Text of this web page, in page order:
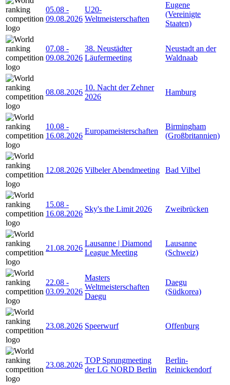
05.08 -
09.08.2026
U20-
Weltmeisterschaften
Eugene
(Vereinigte
Staaten)
07.08 -
09.08.2026
38. Neustädter
Läufermeeting
Neustadt an der
Waldnaab
08.08.2026
10. Nacht der Zehner
2026
Hamburg
10.08 -
16.08.2026
Europameisterschaften
Birmingham
(Großbritannien)
12.08.2026 Vilbeler Abendmeeting Bad Vilbel
15.08 -
16.08.2026
Sky's the Limit 2026 Zweibrücken
21.08.2026
Lausanne | Diamond
League Meeting
Lausanne
(Schweiz)
22.08 -
03.09.2026
Masters
Weltmeisterschaften
Daegu
Daegu
(Südkorea)
23.08.2026 Speerwurf Offenburg
23.08.2026
TOP Sprungmeeting
der LG NORD Berlin
Berlin-
Reinickendorf